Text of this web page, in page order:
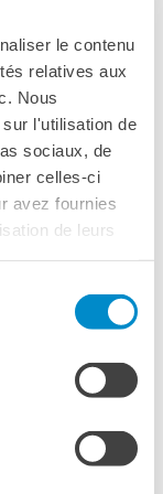
le contenu
relatives aux
Nous
l'utilisation de
sociaux, de
celles-ci
avez fournies
de leurs
15 élèves.
pour le
à la fois
de la
sur le cinéma et
de